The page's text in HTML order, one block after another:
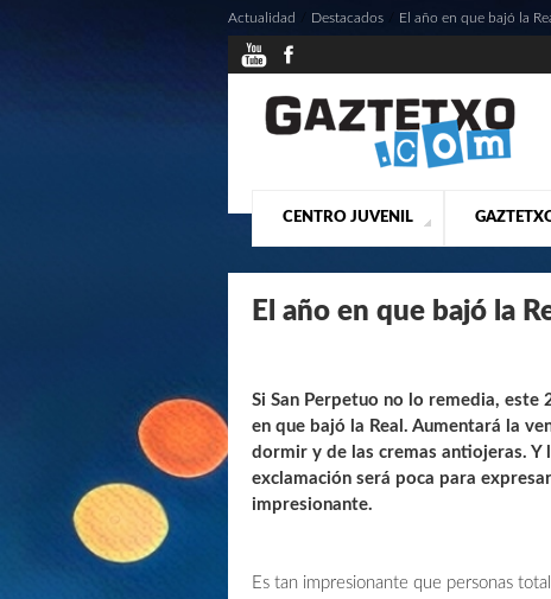
CENTRO JUVENIL
¿QUIENES SOMOS?
Actualidad Destacados El año en que bajó la
El año en que bajó la
Si San Perpetuo no lo remedia, este
en que bajó la Real. Aumentará la
dormir y de las cremas antiojeras. Y
exclamación será poca para
impresionante.
Es tan impresionante que personas